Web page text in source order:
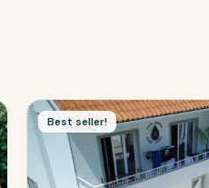
Best seller!